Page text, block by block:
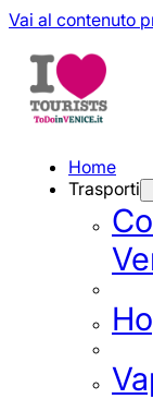
Vai al contenuto
Home
Trasporti